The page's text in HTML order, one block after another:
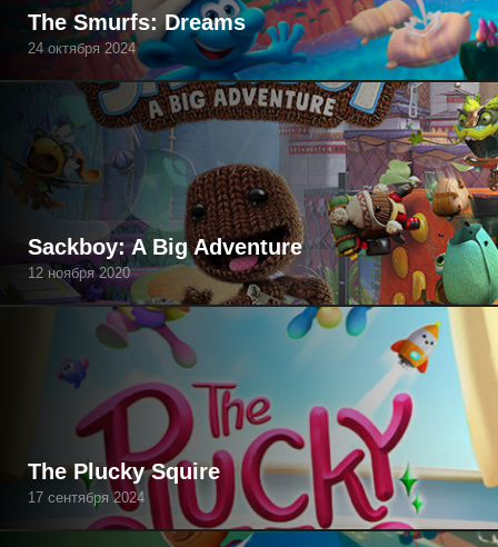
The Smurfs: Dreams
24 октября 2024
Sackboy: A Big Adventure
12 ноября 2020
The Plucky Squire
17 сентября 2024